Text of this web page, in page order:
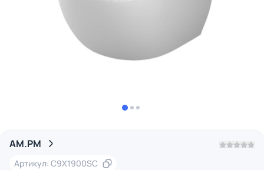
AM.PM
Артикул: C9X1900SC